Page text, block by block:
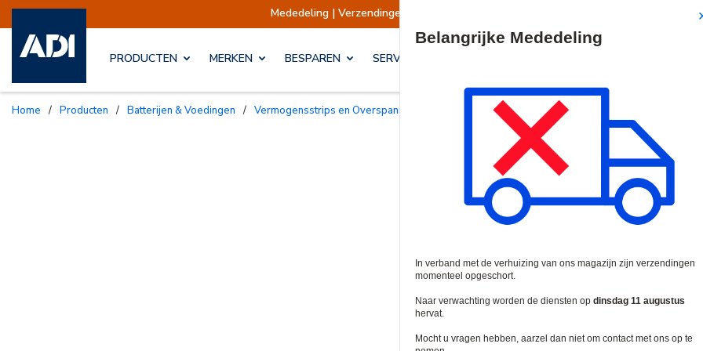
Mededeling | Verzendingen opgeschort Verzendingen worden op dinsdag 11
PRODUCTEN MERKEN BESPAREN SERVICES & OPLOSSINGEN
Home / Producten / Batterijen & Voedingen / Vermogensstrips en Overspanningsbeveiligers Overspanningsbeveiligingsmodules